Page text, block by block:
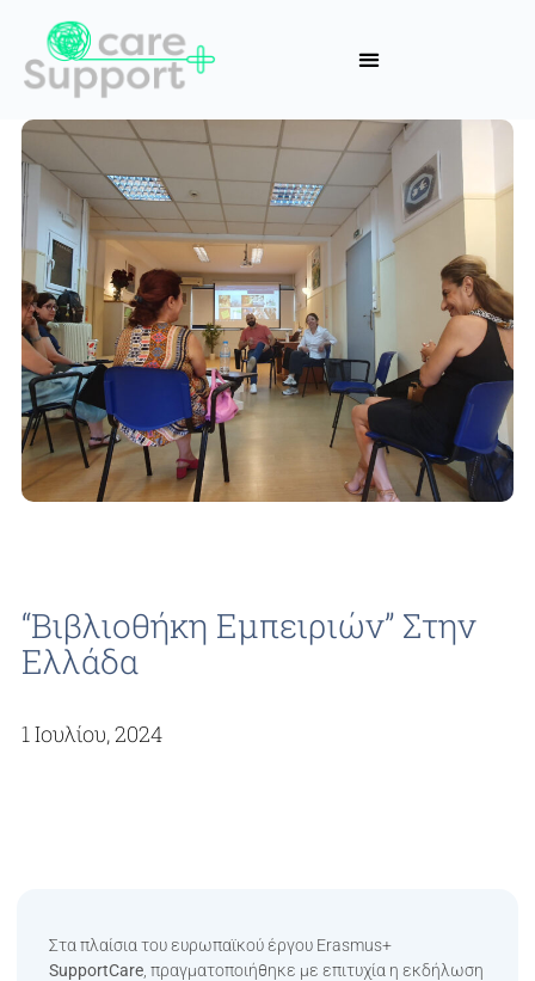
“Βιβλιοθήκη Εμπειριών” Στην
Ελλάδα
1 Ιουλίου, 2024
Στα πλαίσια του ευρωπαϊκού έργου Erasmus+
SupportCare, πραγματοποιήθηκε με επιτυχία η εκδήλωση